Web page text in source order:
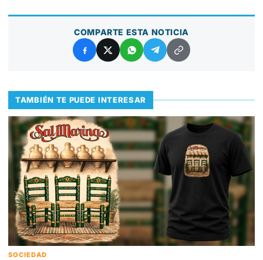
COMPARTE ESTA NOTICIA
TAMBIÉN TE PUEDE INTERESAR
SOCIEDAD